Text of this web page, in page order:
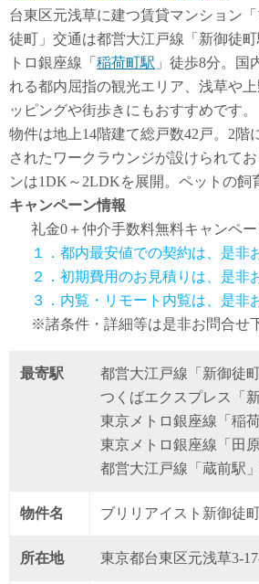
台東区元浅草に建つ賃貸マンション
徒町」交通は都営大江戸線「新御徒
トロ銀座線「 稲荷町駅 」徒歩8分。国
れる都内屈指の観光エリア、浅草や
ッピングや街歩きにもおすすめです。
物件は地上14階建て総戸数42戸。2階
されたワークラウンジが設けられて
ンは1DK～2LDKを展開。ペットの飼
キャンペーン情報
礼金0 ＋仲介手数料無料キャンペー
１．都内最安値での契約は、是非
２．初期費用のお見積りは、是非
３．内覧・リモート内覧は、是非
※諸条件・詳細等は是非お問合せ
最寄駅
都営大江戸線「新御徒
つくばエクスプレス「
東京メトロ銀座線「稲
東京メトロ銀座線「田
都営大江戸線「蔵前駅
物件名 ブリリアイスト新御徒
所在地 東京都台東区元浅草3-